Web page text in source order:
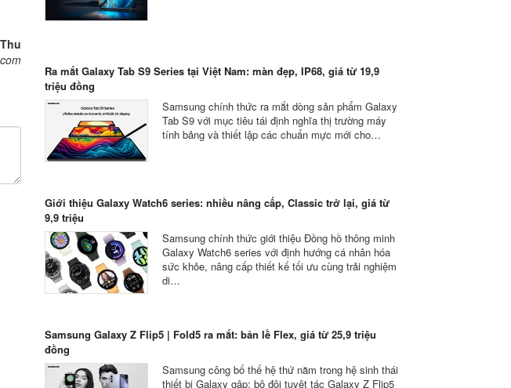
Ra mắt Galaxy Tab S9 Series tại Việt Nam: màn đẹp, IP68, giá từ 19,9
triệu đồng
Samsung chính thức ra mắt dòng sản phẩm Galaxy
Tab S9 với mục tiêu tái định nghĩa thị trường máy
tính bảng và thiết lập các chuẩn mực mới cho…
Giới thiệu Galaxy Watch6 series: nhiều nâng cấp, Classic trở lại, giá từ
9,9 triệu
Samsung chính thức giới thiệu Đồng hồ thông minh
Galaxy Watch6 series với định hướng cá nhân hóa
sức khỏe, nâng cấp thiết kế tối ưu cùng trải nghiệm
di…
Samsung Galaxy Z Flip5 | Fold5 ra mắt: bản lề Flex, giá từ 25,9 triệu
đồng
Samsung công bố thế hệ thứ năm trong hệ sinh thái
thiết bị Galaxy gập: bộ đôi tuyệt tác Galaxy Z Flip5